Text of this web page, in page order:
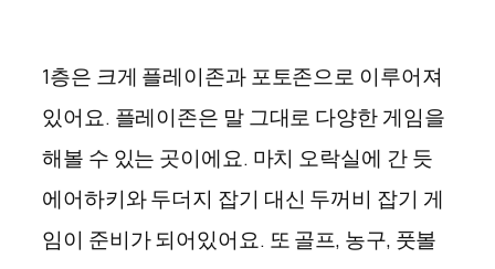
1층은 크게 플레이존과 포토존으로 이루어져
있어요. 플레이존은 말 그대로 다양한 게임을
해볼 수 있는 곳이에요. 마치 오락실에 간 듯
에어하키와 두더지 잡기 대신 두꺼비 잡기 게
임이 준비가 되어있어요. 또 골프, 농구, 풋볼